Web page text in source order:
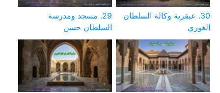
30. عبقرية وكالة السلطان
الغوري
29. مسجد ومدرسة
السلطان حسن